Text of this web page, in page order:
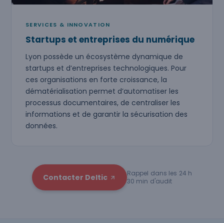
SERVICES & INNOVATION
Startups et entreprises du numérique
Lyon possède un écosystème dynamique de
startups et d’entreprises technologiques. Pour
ces organisations en forte croissance, la
dématérialisation permet d’automatiser les
processus documentaires, de centraliser les
informations et de garantir la sécurisation des
données.
Contacter Deltic
Rappel dans les 24 h
30 min d'audit